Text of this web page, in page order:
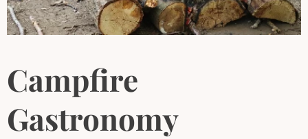
Campfire
Gastronomy